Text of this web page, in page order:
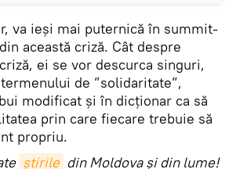
va ieși mai puternică în summit-
această criză. Cât despre
ei se vor descurca singuri,
de ”solidaritate”,
modificat și în dicționar ca să
prin care fiecare trebuie să
propriu.
știrile din Moldova și din lume!